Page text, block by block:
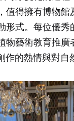
值得擁有博物館
形式。每位優秀
物藝術教育推
作的熱情與對自